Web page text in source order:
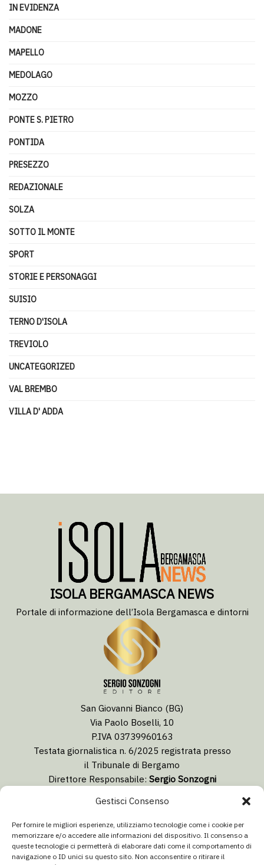
Gestisci Consenso
Per fornire le migliori esperienze, utilizziamo tecnologie come i cookie per
memorizzare e/o accedere alle informazioni del dispositivo. Il consenso a
queste tecnologie ci permetterà di elaborare dati come il comportamento di
navigazione o ID unici su questo sito. Non acconsentire o ritirare il
IN EVIDENZA
MADONE
MAPELLO
MEDOLAGO
MOZZO
PONTE S. PIETRO
PONTIDA
PRESEZZO
REDAZIONALE
SOLZA
SOTTO IL MONTE
SPORT
STORIE E PERSONAGGI
SUISIO
TERNO D'ISOLA
TREVIOLO
UNCATEGORIZED
VAL BREMBO
VILLA D' ADDA
ISOLA BERGAMASCA NEWS
Portale di informazione dell’Isola Bergamasca e dintorni
San Giovanni Bianco (BG)
Via Paolo Boselli, 10
P.IVA 03739960163
Testata giornalistica n. 6/2025 registrata presso
il Tribunale di Bergamo
Direttore Responsabile: Sergio Sonzogni
redazione@isolabergamascanews.it